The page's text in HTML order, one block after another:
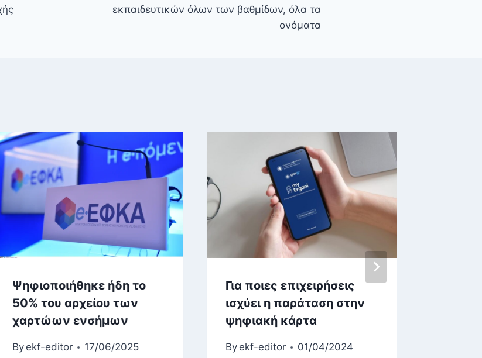
εκπαιδευτικών όλων των βαθμίδων, όλα τα
ονόματα
Ψηφιοποιήθηκε ήδη το
50% του αρχείου των
χαρτώων ενσήμων
By ekf-editor 17/06/2025
Για ποιες επιχειρήσεις
ισχύει η παράταση στην
ψηφιακή κάρτα
By ekf-editor 01/04/2024